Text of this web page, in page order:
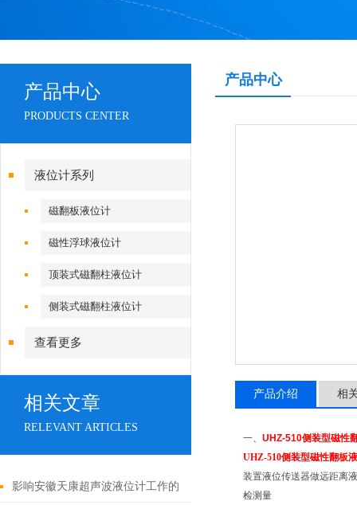
产品中心
PRODUCTS CENTER
液位计系列
磁翻板液位计
磁性浮球液位计
顶装式磁翻柱液位计
侧装式磁翻柱液位计
查看更多
相关文章
RELEVANT ARTICLES
影响安徽天康超声波液位计工作的
产品中心
产品介绍 相
一、 UHZ-510侧装型磁性
UHZ-510侧装型磁性翻板
装置液位传送器做远距离
检测量